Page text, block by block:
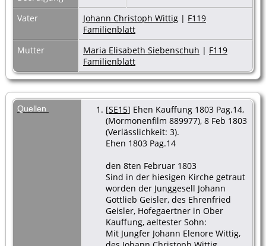
Vater
Johann Christoph Wittig | F119
Familienblatt
Mutter
Maria Elisabeth Siebenschuh | F119
Familienblatt
Quellen [SE15] Ehen Kauffung 1803 Pag.14,
(Mormonenfilm 889977), 8 Feb 1803
(Verlässlichkeit: 3).
Ehen 1803 Pag.14
den 8ten Februar 1803
Sind in der hiesigen Kirche getraut
worden der Junggesell Johann
Gottlieb Geisler, des Ehrenfried
Geisler, Hofegaertner in Ober
Kauffung, aeltester Sohn:
Mit Jungfer Johann Elenore Wittig,